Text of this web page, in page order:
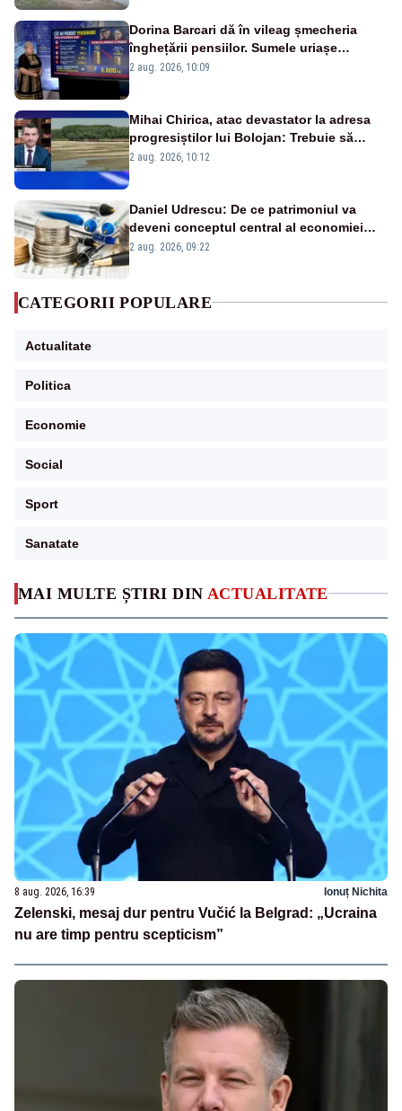
MAI MULTE ȘTIRI DIN ACTUALITATE
8 aug. 2026, 16:39 Ionuț Nichita
Zelenski, mesaj dur pentru Vučić la Belgrad: „Ucraina
nu are timp pentru scepticism”
Dorina Barcari dă în vileag șmecheria
înghețării pensiilor. Sumele uriașe
pierdute de fiecare român
2 aug. 2026, 10:09
Mihai Chirica, atac devastator la adresa
progresiștilor lui Bolojan: Trebuie să
protejăm și natura, dar nu șținem omaneii
2 aug. 2026, 10:12
Daniel Udrescu: De ce patrimoniul va
deveni conceptul central al economiei
viitoare?
2 aug. 2026, 09:22
CATEGORII POPULARE
Actualitate
Politica
Economie
Social
Sport
Sanatate